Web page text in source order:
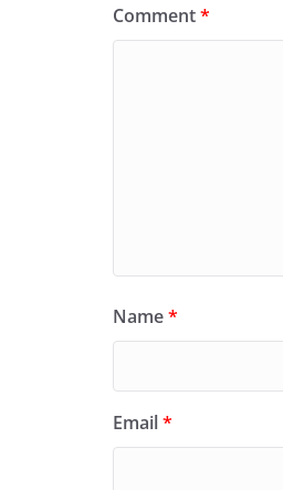
Comment*
Name*
Email*